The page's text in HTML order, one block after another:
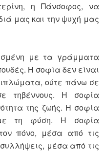
η Πάνσοφος, να
μας και την ψυχή μας
με τα γράμματα
Η σοφία δεν είναι
ούτε πάνω σε
τηβέννους. Η σοφία
της ζωής. Η σοφία
τη φύση. Η σοφία
πόνο, μέσα από τις
μέσα από τις